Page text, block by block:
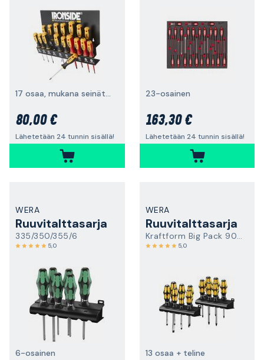
17 osaa, mukana seinäteline
80,00 €
Lähetetään 24 tunnin sisällä!
23-osainen
163,30 €
Lähetetään 24 tunnin sisällä!
WERA
Ruuvitalttasarja
335/350/355/6
5,0
6-osainen
WERA
Ruuvitalttasarja
Kraftform Big Pack 900
5,0
13 osaa + teline